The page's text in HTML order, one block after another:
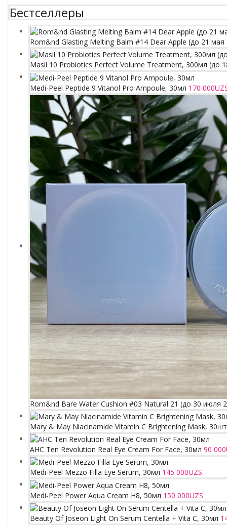
Бестселлеры
Rom&nd Glasting Melting Balm #14 Dear Apple (до 21 мая
Masil 10 Probiotics Perfect Volume Treatment, 300мл (до
Medi-Peel Peptide 9 Vitanol Pro Ampoule, 30мл 170 000
Rom&nd Bare Water Cushion #03 Natural 21 (до 30 июля
Mary & May Niacinamide Vitamin C Brightening Mask, 30шт
AHC Ten Revolution Real Eye Cream For Face, 30мл 90 000
Medi-Peel Mezzo Filla Eye Serum, 30мл 145 000UZS
Medi-Peel Power Aqua Cream H8, 50мл 150 000UZS
Beauty Of Joseon Light On Serum Centella + Vita C, 30мл